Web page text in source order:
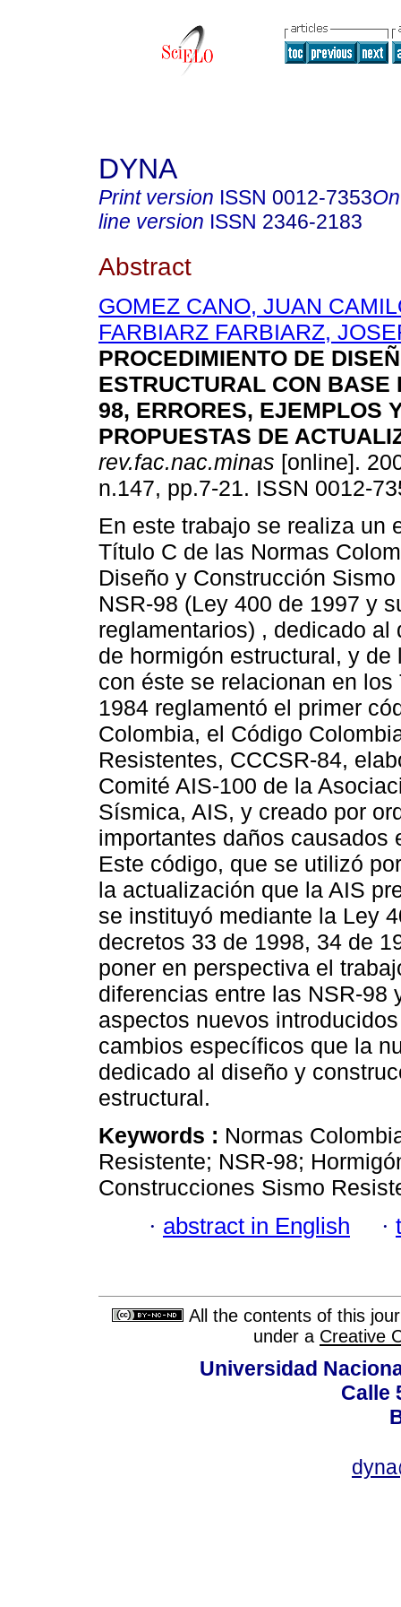
DYNA
Print version ISSN 0012-7353
line version ISSN 2346-2183
Abstract
GOMEZ CANO, JUAN
FARBIARZ FARBIARZ,
PROCEDIMIENTO DE
ESTRUCTURAL CON BASE
98, ERRORES, EJEMPLOS
PROPUESTAS DE
rev.fac.nac.minas [online].
n.147, pp.7-21. ISSN 0012-
En este trabajo se realiza un
Título C de las Normas
Diseño y Construcción
NSR-98 (Ley 400 de 1997 y
reglamentarios) , dedicado
de hormigón estructural, y
con éste se relacionan en
1984 reglamentó el primer
Colombia, el Código
Resistentes, CCCSR-84,
Comité AIS-100 de la
Sísmica, AIS, y creado por
importantes daños causados
Este código, que se utilizó
la actualización que la AIS
se instituyó mediante la Ley
decretos 33 de 1998, 34 de
poner en perspectiva el
diferencias entre las NSR-98
aspectos nuevos
cambios específicos que la
dedicado al diseño y
estructural.
Keywords : Normas
Resistente; NSR-98;
Construcciones Sismo
· abstract in English ·
All the contents of this
under a Creative
Universidad
Calle